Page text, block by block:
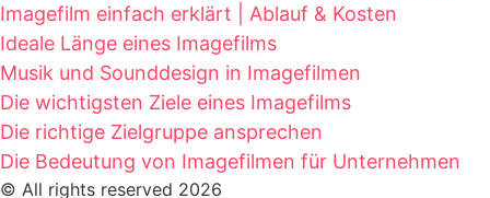
Imagefilm einfach erklärt | Ablauf & Kosten
Ideale Länge eines Imagefilms
Musik und Sounddesign in Imagefilmen
Die wichtigsten Ziele eines Imagefilms
Die richtige Zielgruppe ansprechen
Die Bedeutung von Imagefilmen für Unternehmen
© All rights reserved 2026